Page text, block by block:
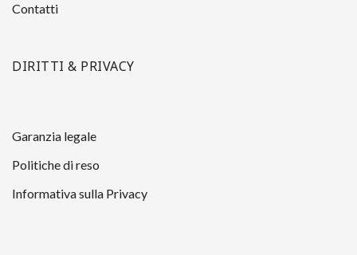
Contatti
DIRITTI & PRIVACY
Garanzia legale
Politiche di reso
Informativa sulla Privacy